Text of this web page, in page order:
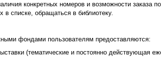
конкретных номеров и возможности заказа
в списке, обращаться в библиотеку.
фондами пользователям предоставляются:
(тематические и постоянно действующая